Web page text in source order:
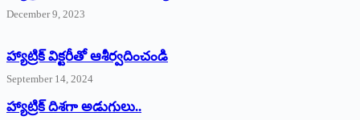
December 9, 2023
హ్యాట్రిక్‌ ‌విక్టరీతో ఆశీర్వదించండి
September 14, 2024
‌హ్యాట్రిక్‌ ‌దిశగా అడుగులు..